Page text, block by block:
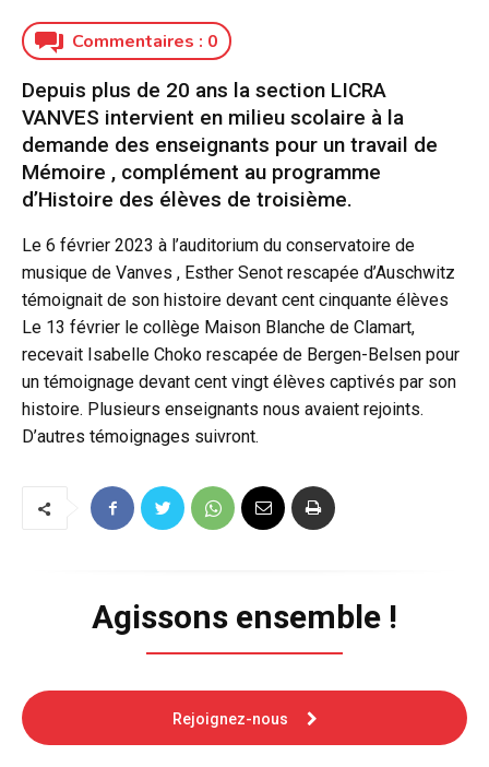
Commentaires : 0
Depuis plus de 20 ans la section LICRA
VANVES intervient en milieu scolaire à la
demande des enseignants pour un travail de
Mémoire , complément au programme
d’Histoire des élèves de troisième.
Le 6 février 2023 à l’auditorium du conservatoire de
musique de Vanves , Esther Senot rescapée d’Auschwitz
témoignait de son histoire devant cent cinquante élèves
Le 13 février le collège Maison Blanche de Clamart,
recevait Isabelle Choko rescapée de Bergen-Belsen pour
un témoignage devant cent vingt élèves captivés par son
histoire. Plusieurs enseignants nous avaient rejoints.
D’autres témoignages suivront.
Agissons ensemble !
Rejoignez-nous